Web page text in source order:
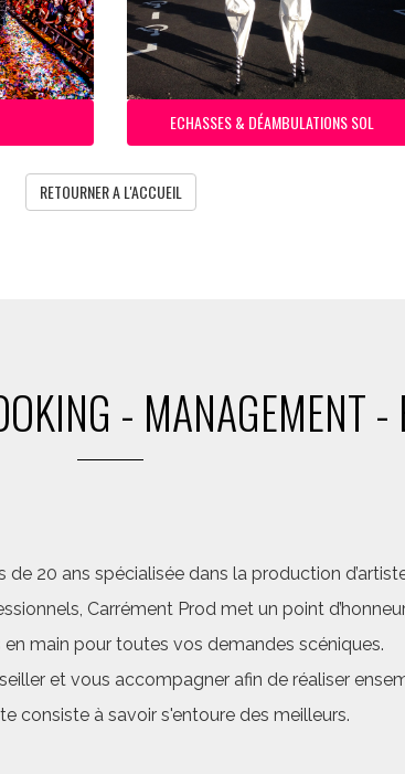
ECHASSES & DÉAMBULATIONS SOL
RETOURNER A L'ACCUEIL
- MANAGEMENT -
20 ans spécialisée dans la production
Carrément Prod met un point
main pour toutes vos demandes scéniques.
et vous accompagner afin de réaliser
consiste à savoir s'entoure des meilleurs.